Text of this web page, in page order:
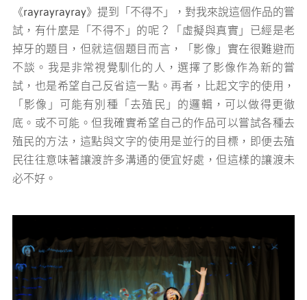
《rayrayrayray》提到「不得不」，對我來說這個作品的嘗
試，有什麼是「不得不」的呢？「虛擬與真實」已經是老
掉牙的題目，但就這個題目而言，「影像」實在很難避而
不談。我是非常視覺馴化的人，選擇了影像作為新的嘗
試，也是希望自己反省這一點。再者，比起文字的使用，
「影像」可能有別種「去殖民」的邏輯，可以做得更徹
底。或不可能。但我確實希望自己的作品可以嘗試各種去
殖民的方法，這點與文字的使用是並行的目標，即便去殖
民往往意味著讓渡許多溝通的便宜好處，但這樣的讓渡未
必不好。